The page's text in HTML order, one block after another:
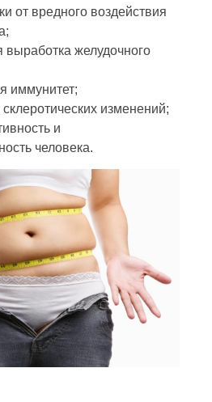
от вредного воздействия
выработка желудочного
иммунитет;
изменений;
и
человека.